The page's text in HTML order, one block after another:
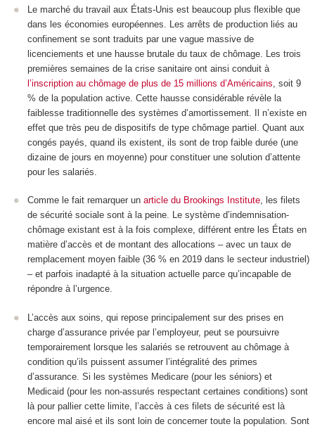
Le marché du travail aux États-Unis est beaucoup plus flexible que
dans les économies européennes. Les arrêts de production liés au
confinement se sont traduits par une vague massive de
licenciements et une hausse brutale du taux de chômage. Les trois
premières semaines de la crise sanitaire ont ainsi conduit à
l’inscription au chômage de plus de 15 millions d’Américains , soit 9
% de la population active. Cette hausse considérable révèle la
faiblesse traditionnelle des systèmes d’amortissement. Il n’existe en
effet que très peu de dispositifs de type chômage partiel. Quant aux
congés payés, quand ils existent, ils sont de trop faible durée (une
dizaine de jours en moyenne) pour constituer une solution d’attente
pour les salariés.
Comme le fait remarquer un article du Brookings Institute, les filets
de sécurité sociale sont à la peine. Le système d’indemnisation-
chômage existant est à la fois complexe, différent entre les États en
matière d’accès et de montant des allocations – avec un taux de
remplacement moyen faible (36 % en 2019 dans le secteur industriel)
– et parfois inadapté à la situation actuelle parce qu’incapable de
répondre à l’urgence.
L’accès aux soins, qui repose principalement sur des prises en
charge d’assurance privée par l’employeur, peut se poursuivre
temporairement lorsque les salariés se retrouvent au chômage à
condition qu’ils puissent assumer l’intégralité des primes
d’assurance. Si les systèmes Medicare (pour les séniors) et
Medicaid (pour les non-assurés respectant certaines conditions) sont
là pour pallier cette limite, l’accès à ces filets de sécurité est là
encore mal aisé et ils sont loin de concerner toute la population. Sont